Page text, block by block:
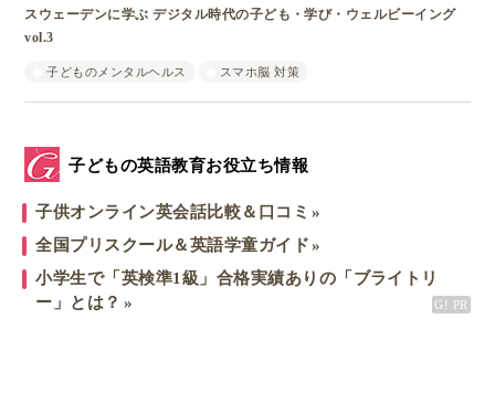
スウェーデンに学ぶ デジタル時代の子ども・学び・ウェルビーイング
vol.3
子どものメンタルヘルス スマホ脳 対策
子どもの英語教育お役立ち情報
子供オンライン英会話比較＆口コミ
全国プリスクール＆英語学童ガイド
小学生で「英検準1級」合格実績ありの「ブライトリ
ー」とは？